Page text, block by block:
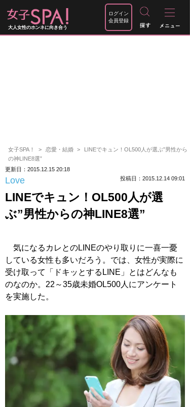
大人女性のホンネに向き合う
ログイン
会員登録
女子SPA！ 恋愛・結婚
LINEでキュン！OL500人が選ぶ”男性から
の神LINE8選”
更新日：2015.12.15 20:18
Love 投稿日：2015.12.14 09:01
LINEでキュン！OL500人が選
ぶ”男性からの神LINE8選”
気になるカレとのLINEのやり取りに一喜一憂
している女性も多いだろう。では、女性が実際に
受け取って「ドキッとするLINE」とはどんなも
のなのか。22～35歳未婚OL500人にアンケート
を実施した。